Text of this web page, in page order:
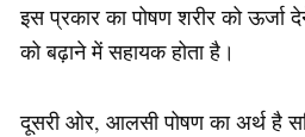
इस प्रकार का पोषण शरीर को ऊर्जा
को बढ़ाने में सहायक होता है।
दूसरी ओर, आलसी पोषण का अर्थ है